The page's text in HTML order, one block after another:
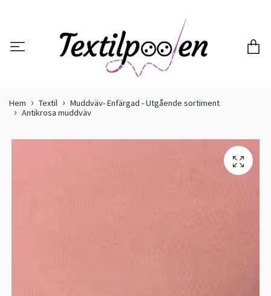
Hem Textil
Muddväv- Enfärgad - Utgående sortiment
Antikrosa muddväv